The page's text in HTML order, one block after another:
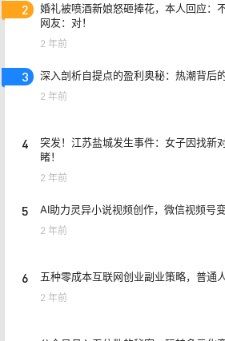
2
婚礼被喷酒新娘怒砸捧花，本人回应：
网友：对！
2 年前
3 深入剖析自提点的盈利奥秘：热潮背后
2 年前
4
突发！江苏盐城发生事件：女子因找新
睹！
2 年前
5 AI助力灵异小说视频创作，微信视频号
2 年前
6 五种零成本互联网创业副业策略，普通
2 年前